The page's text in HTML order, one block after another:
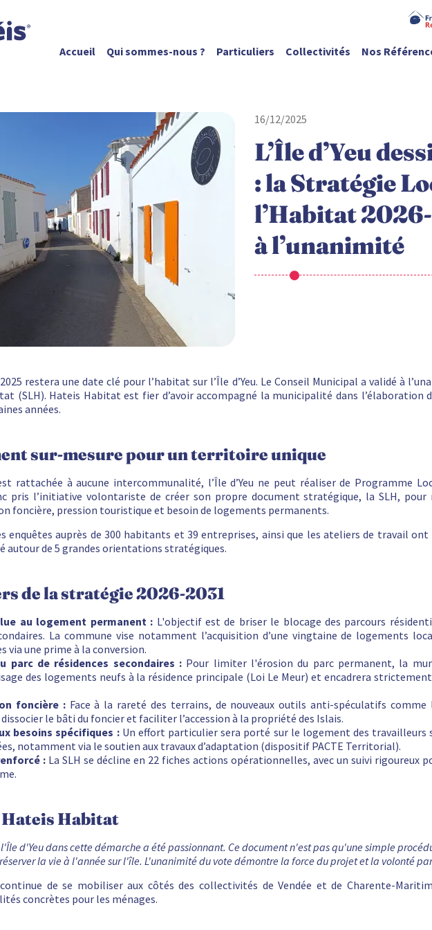
Accueil Qui sommes-nous ? Particuliers Collectivités Nos
16/12/2025
L’Île d’Yeu
: la Stratégie
l’Habitat
à l’unanimité
restera une date clé pour l’habitat sur l’Île d’Yeu. Le Conseil Municipal a validé à
(SLH). Hateis Habitat est fier d’avoir accompagné la municipalité dans
années.
sur-mesure pour un territoire unique
rattachée à aucune intercommunalité, l’Île d’Yeu ne peut réaliser de Programme
pris l’initiative volontariste de créer son propre document stratégique, la SLH, pour
foncière, pression touristique et besoin de logements permanents.
enquêtes auprès de 300 habitants et 39 entreprises, ainsi que les ateliers de travail
autour de 5 grandes orientations stratégiques.
de la stratégie 2026-2031
au logement permanent : L'objectif est de briser le blocage des parcours
La commune vise notamment l’acquisition d’une vingtaine de logements
via une prime à la conversion.
parc de résidences secondaires : Pour limiter l'érosion du parc permanent, la
des logements neufs à la résidence principale (Loi Le Meur) et encadrera
foncière :Face à la rareté des terrains, de nouveaux outils anti-spéculatifs comme
le bâti du foncier et faciliter l’accession à la propriété des Islais.
besoins spécifiques :Un effort particulier sera porté sur le logement des travailleurs
notamment via le soutien aux travaux d’adaptation (dispositif PACTE Territorial).
: La SLH se décline en 22 fiches actions opérationnelles, avec un suivi rigoureux
Hateis Habitat
d'Yeu dans cette démarche a été passionnant. Ce document n'est pas qu'une simple
la vie à l'année sur l'île. L'unanimité du vote démontre la force du projet et la volonté
de se mobiliser aux côtés des collectivités de Vendée et de Charente-
concrètes pour les ménages.